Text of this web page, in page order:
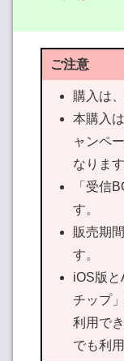
ご注意
購入は
本購入
ャンペ
なります
「受信
す。
販売期
す。
iOS版
チップ
利用で
でも利